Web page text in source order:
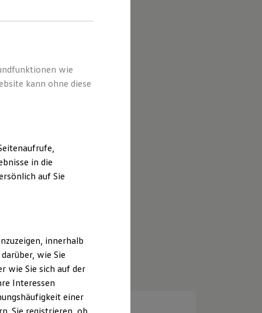
wie
kann ohne diese
in die
auf Sie
innerhalb
wie Sie
wie Sie sich auf der
Interessen
einer
Sie registrieren, ob